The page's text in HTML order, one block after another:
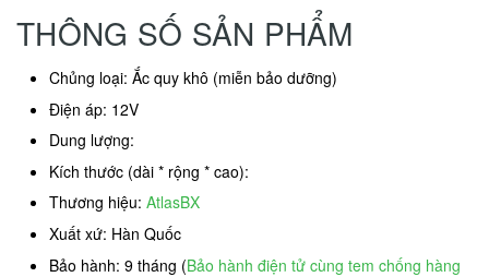
THÔNG SỐ SẢN PHẨM
Chủng loại: Ắc quy khô (miễn bảo dưỡng)
Điện áp: 12V
Dung lượng:
Kích thước (dài * rộng * cao):
Thương hiệu: AtlasBX
Xuất xứ: Hàn Quốc
Bảo hành: 9 tháng (Bảo hành điện tử cùng tem chống hàng